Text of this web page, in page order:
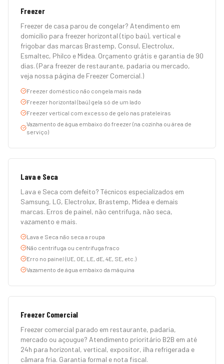
Freezer
Freezer de casa parou de congelar? Atendimento em
domicílio para freezer horizontal (tipo baú), vertical e
frigobar das marcas Brastemp, Consul, Electrolux,
Esmaltec, Philco e Midea. Orçamento grátis e garantia de 90
dias. (Para freezer de restaurante, padaria ou mercado,
veja nossa página de Freezer Comercial.)
Freezer doméstico não congela mais nada
Freezer horizontal (baú) gela só de um lado
Freezer vertical com excesso de gelo nas prateleiras
Vazamento de água embaixo do freezer (na cozinha ou área de
serviço)
Lava e Seca
Lava e Seca com defeito? Técnicos especializados em
Samsung, LG, Electrolux, Brastemp, Midea e demais
marcas. Erros de painel, não centrifuga, não seca,
vazamento e mais.
Lava e Seca não seca a roupa
Não centrifuga ou centrifuga fraco
Erro no painel (UE, OE, LE, dE, 4E, SE, etc.)
Vazamento de água embaixo da máquina
Freezer Comercial
Freezer comercial parado em restaurante, padaria,
mercado ou açougue? Atendimento prioritário B2B em até
24h para horizontal, vertical, expositor, ilha refrigerada e
câmara fria. Garantia formal e nota fiscal.